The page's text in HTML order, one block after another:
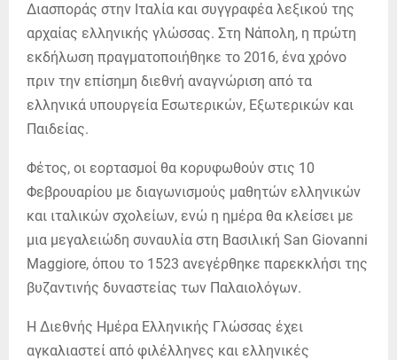
Διασποράς στην Ιταλία και συγγραφέα λεξικού της
αρχαίας ελληνικής γλώσσας. Στη Νάπολη, η πρώτη
εκδήλωση πραγματοποιήθηκε το 2016, ένα χρόνο
πριν την επίσημη διεθνή αναγνώριση από τα
ελληνικά υπουργεία Εσωτερικών, Εξωτερικών και
Παιδείας.
Φέτος, οι εορτασμοί θα κορυφωθούν στις 10
Φεβρουαρίου με διαγωνισμούς μαθητών ελληνικών
και ιταλικών σχολείων, ενώ η ημέρα θα κλείσει με
μια μεγαλειώδη συναυλία στη Βασιλική San Giovanni
Maggiore, όπου το 1523 ανεγέρθηκε παρεκκλήσι της
βυζαντινής δυναστείας των Παλαιολόγων.
Η Διεθνής Ημέρα Ελληνικής Γλώσσας έχει
αγκαλιαστεί από φιλέλληνες και ελληνικές